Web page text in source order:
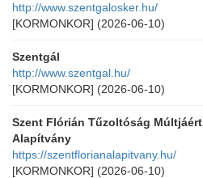
http://www.szentgalosker.hu/
[KORMONKOR] (2026-06-10)
Szentgál
http://www.szentgal.hu/
[KORMONKOR] (2026-06-10)
Szent Flórián Tűzoltóság Múltjáért
Alapítvány
https://szentflorianalapitvany.hu/
[KORMONKOR] (2026-06-10)